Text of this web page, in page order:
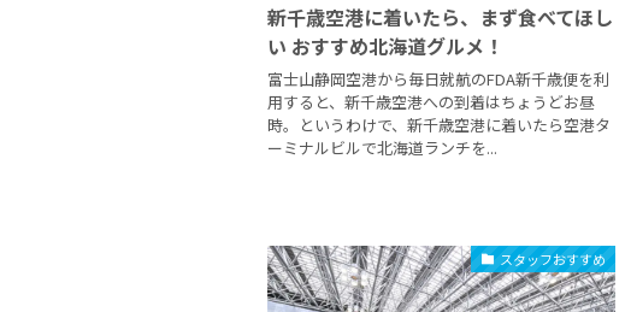
新千歳空港に着いたら、まず食べてほし
い おすすめ北海道グルメ！
富士山静岡空港から毎日就航のFDA新千歳便を利
用すると、新千歳空港への到着はちょうどお昼
時。というわけで、新千歳空港に着いたら空港タ
ーミナルビルで北海道ランチを...
スタッフおすすめ